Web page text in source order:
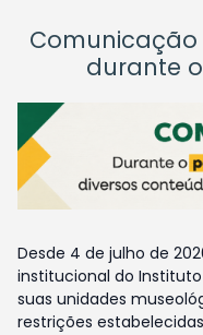
Comunicação
durante
Desde 4 de julho de
institucional do Instituto
suas unidades
restrições